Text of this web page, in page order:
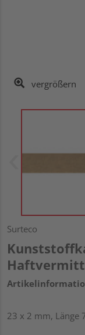
vergrößern
Surteco
23 x 2 mm, Länge